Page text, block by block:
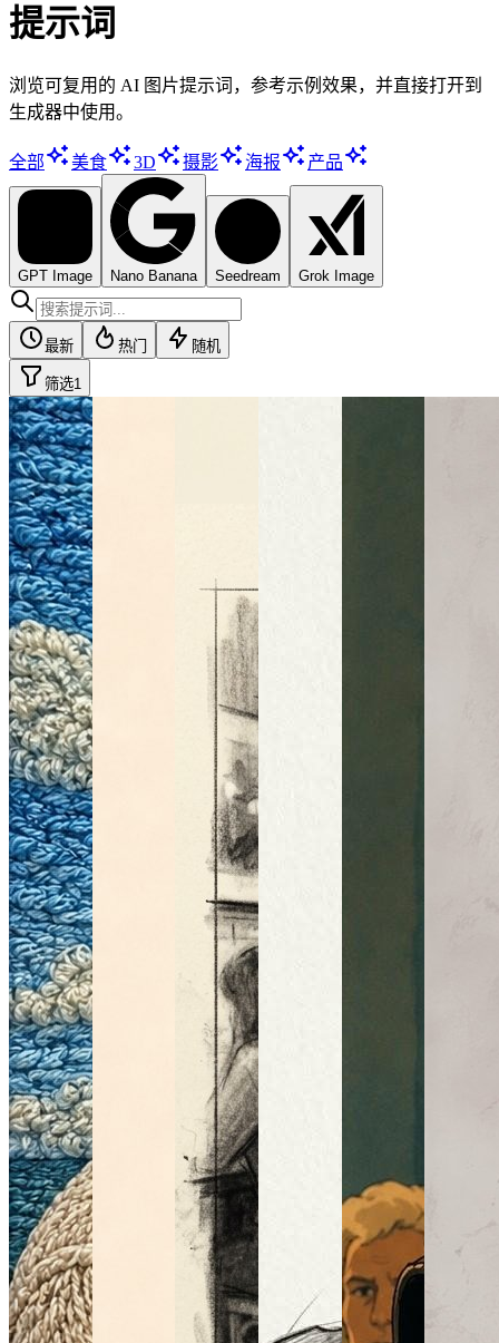
提示词
浏览可复用的 AI 图片提示词，参考示例效果，并直接打开到
生成器中使用。
全部 美食 3D 摄影 海报 产品
GPT Image Nano Banana Seedream Grok Image
最新 热门 随机
筛选1